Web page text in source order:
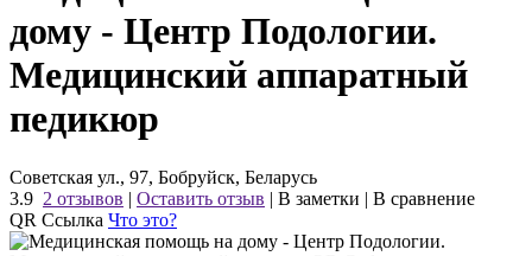
дому - Центр Подологии.
Медицинский аппаратный
педикюр
Советская ул., 97, Бобруйск, Беларусь
3.9 2 отзывов | Оставить отзыв | В заметки | В сравнение
QR Ссылка Что это?